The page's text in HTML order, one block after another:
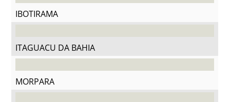
IBOTIRAMA
ITAGUACU DA BAHIA
MORPARA